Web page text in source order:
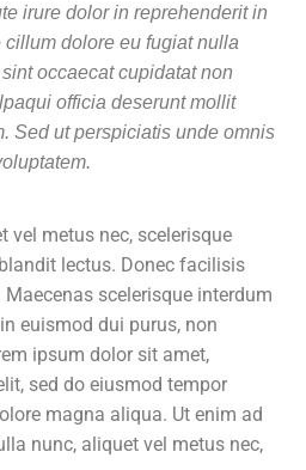
irure dolor in reprehenderit in
cillum dolore eu fugiat nulla
occaecat cupidatat non
officia deserunt mollit
Sed ut perspiciatis unde omnis
vel metus nec, scelerisque
lectus. Donec facilisis
scelerisque interdum
euismod dui purus, non
ipsum dolor sit amet,
sed do eiusmod tempor
magna aliqua. Ut enim ad
nunc, aliquet vel metus nec,